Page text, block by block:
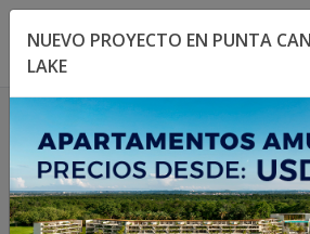
Toggle navigation menu
NUEVO PROYECTO EN PUNTA
LAKE